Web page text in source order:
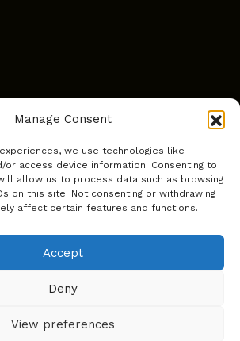
Manage Consent
we use technologies like
access device information. Consenting to
allow us to process data such as browsing
on this site. Not consenting or withdrawing
affect certain features and functions.
Accept
Deny
View preferences
2024